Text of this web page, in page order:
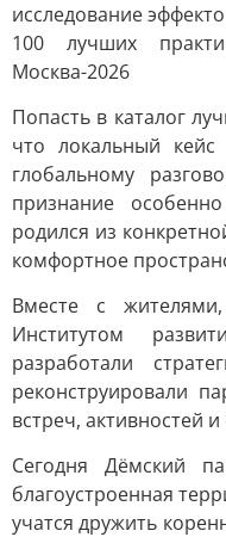
исследование
100 лучших
Москва-2026
Попасть в каталог
что локальный
глобальному
признание
родился из
комфортное
Вместе с
Институтом
разработали
реконструировали
встреч, активностей
Сегодня Дёмский
благоустроенная
учатся дружить